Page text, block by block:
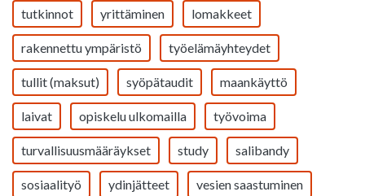
tutkinnot yrittäminen lomakkeet
rakennettu ympäristö työelämäyhteydet
tullit (maksut) syöpätaudit maankäyttö
laivat opiskelu ulkomailla työvoima
turvallisuusmääräykset study salibandy
sosiaalityö ydinjätteet vesien saastuminen